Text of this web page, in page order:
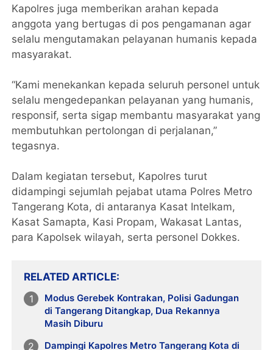
Kapolres juga memberikan arahan kepada
anggota yang bertugas di pos pengamanan agar
selalu mengutamakan pelayanan humanis kepada
masyarakat.
“Kami menekankan kepada seluruh personel untuk
selalu mengedepankan pelayanan yang humanis,
responsif, serta sigap membantu masyarakat yang
membutuhkan pertolongan di perjalanan,”
tegasnya.
Dalam kegiatan tersebut, Kapolres turut
didampingi sejumlah pejabat utama Polres Metro
Tangerang Kota, di antaranya Kasat Intelkam,
Kasat Samapta, Kasi Propam, Wakasat Lantas,
para Kapolsek wilayah, serta personel Dokkes.
RELATED ARTICLE
Modus Gerebek Kontrakan, Polisi Gadungan
di Tangerang Ditangkap, Dua Rekannya
Masih Diburu
Dampingi Kapolres Metro Tangerang Kota di